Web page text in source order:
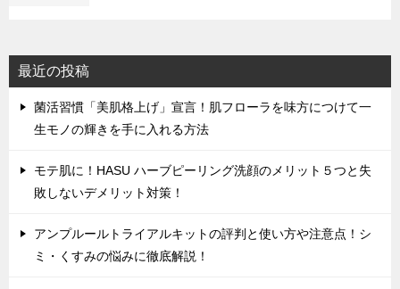
最近の投稿
菌活習慣「美肌格上げ」宣言！肌フローラを味方につけて一
生モノの輝きを手に入れる方法
モテ肌に！HASU ハーブピーリング洗顔のメリット５つと失
敗しないデメリット対策！
アンプルールトライアルキットの評判と使い方や注意点！シ
ミ・くすみの悩みに徹底解説！